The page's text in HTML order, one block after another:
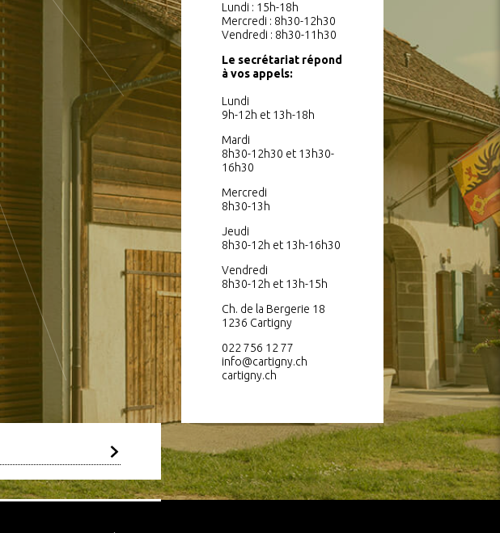
Lundi : 15h-18h
Mercredi : 8h30-12h30
Vendredi : 8h30-11h30
Le secrétariat répond
à vos appels:
Lundi
9h-12h et 13h-18h
Mardi
8h30-12h30 et 13h30-
16h30
Mercredi
8h30-13h
Jeudi
8h30-12h et 13h-16h30
Vendredi
8h30-12h et 13h-15h
Ch. de la Bergerie 18
1236 Cartigny
022 756 12 77
info@cartigny.ch
cartigny.ch